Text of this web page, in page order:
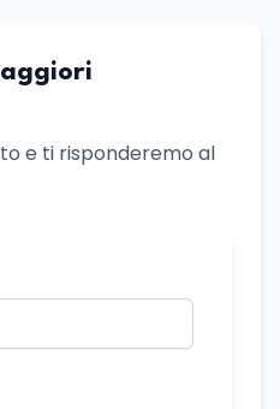
e ti risponderemo al